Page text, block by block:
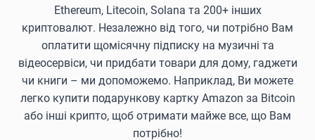
Ethereum, Litecoin, Solana та 200+ інших
криптовалют. Незалежно від того, чи потрібно Вам
оплатити щомісячну підписку на музичні та
відеосервіси, чи придбати товари для дому, гаджети
чи книги – ми допоможемо. Наприклад, Ви можете
легко купити подарункову картку Amazon за Bitcoin
або інші крипто, щоб отримати майже все, що Вам
потрібно!